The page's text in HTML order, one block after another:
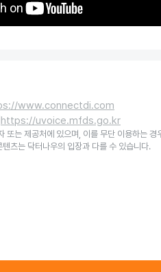
www.connectdi.com
https://uvoice.mfds.go.kr
또는 제공처에 있으며, 이를 무단 이용하는
츠는 닥터나우의 입장과 다를 수 있습니다.